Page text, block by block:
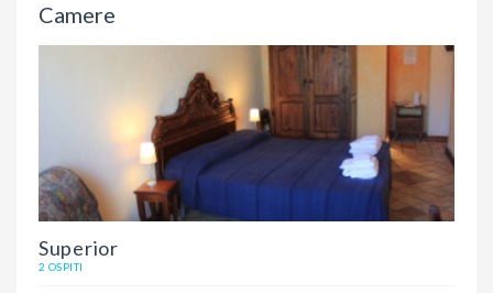
Camere
Superior
2 OSPITI